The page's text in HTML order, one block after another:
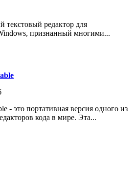
текстовый редактор для
признанный многими...
- это портативная версия одного из
кода в мире. Эта...